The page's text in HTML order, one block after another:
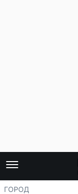
ГОРОД